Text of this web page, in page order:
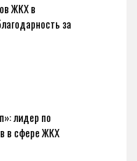
ЖКХ в
за
лидер по
в сфере ЖКХ